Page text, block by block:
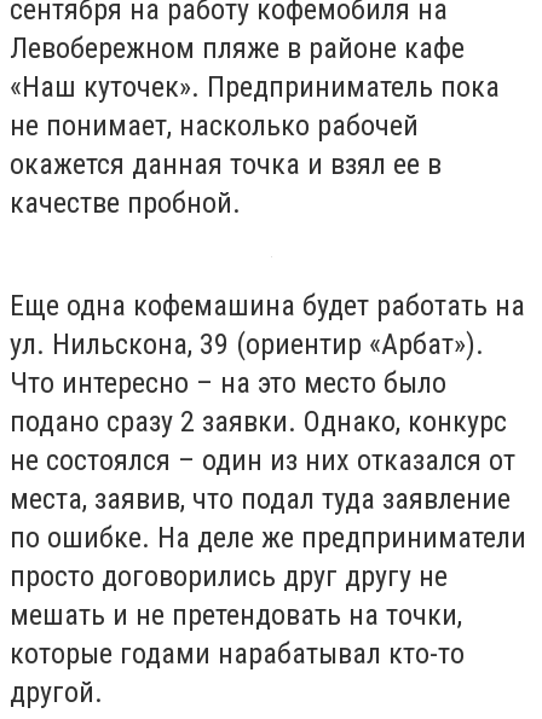
сентября на работу кофемобиля на
Левобережном пляже в районе кафе
«Наш куточек». Предприниматель пока
не понимает, насколько рабочей
окажется данная точка и взял ее в
качестве пробной.
Еще одна кофемашина будет работать на
ул. Нильскона, 39 (ориентир «Арбат»).
Что интересно – на это место было
подано сразу 2 заявки. Однако, конкурс
не состоялся – один из них отказался от
места, заявив, что подал туда заявление
по ошибке. На деле же предприниматели
просто договорились друг другу не
мешать и не претендовать на точки,
которые годами нарабатывал кто-то
другой.